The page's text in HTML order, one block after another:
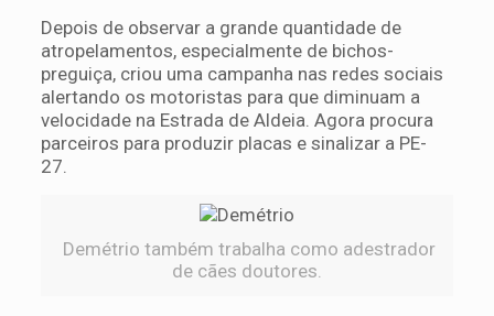
Depois de observar a grande quantidade de
atropelamentos, especialmente de bichos-
preguiça, criou uma campanha nas redes sociais
alertando os motoristas para que diminuam a
velocidade na Estrada de Aldeia. Agora procura
parceiros para produzir placas e sinalizar a PE-
27.
Demétrio também trabalha como adestrador
de cães doutores.